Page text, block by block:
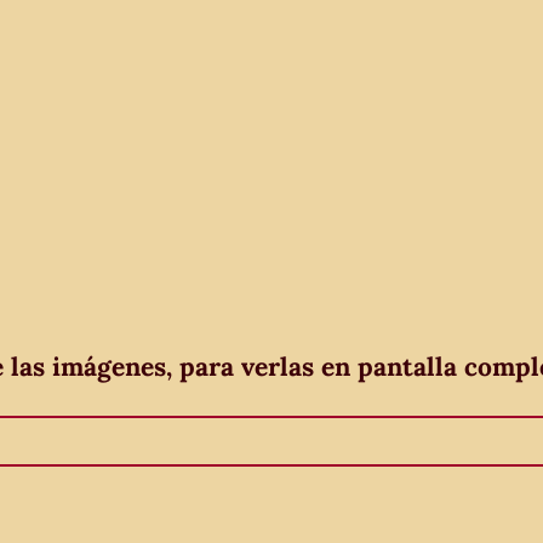
imágenes, para verlas en pantalla